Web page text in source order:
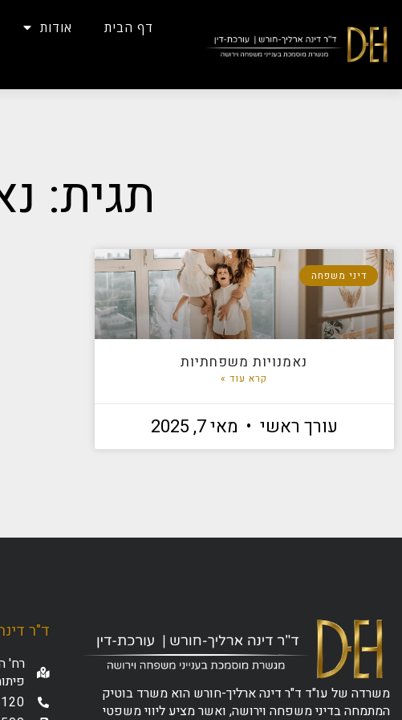
דף הבית אודות
תגית:
דיני משפחה
נאמנויות משפחתיות
קרא עוד »
עורך ראשי מאי 7, 2025
משרדה של עו"ד ד"ר דינה ארליך-חורש הוא משרד בוטיק
המתמחה בדיני משפחה וירושה, ואשר מציע ליווי משפטי
ד"ר